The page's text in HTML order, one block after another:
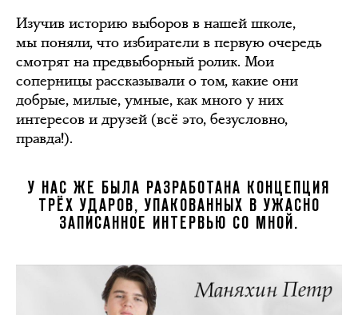
Изучив историю выборов в нашей школе,
мы поняли, что избиратели в первую очередь
смотрят на предвыборный ролик. Мои
соперницы рассказывали о том, какие они
добрые, милые, умные, как много у них
интересов и друзей (всё это, безусловно,
правда!).
У НАС ЖЕ БЫЛА РАЗРАБОТАНА КОНЦЕПЦИЯ
ТРЁХ УДАРОВ, УПАКОВАННЫХ В УЖАСНО
ЗАПИСАННОЕ ИНТЕРВЬЮ СО МНОЙ.